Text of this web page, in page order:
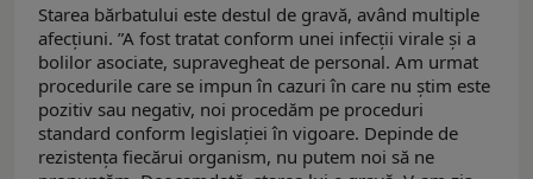
Starea bărbatului este destul de gravă, având multiple
afecțiuni. ”A fost tratat conform unei infecții virale și a
bolilor asociate, supravegheat de personal. Am urmat
procedurile care se impun în cazuri în care nu știm este
pozitiv sau negativ, noi procedăm pe proceduri
standard conform legislației în vigoare. Depinde de
rezistența fiecărui organism, nu putem noi să ne